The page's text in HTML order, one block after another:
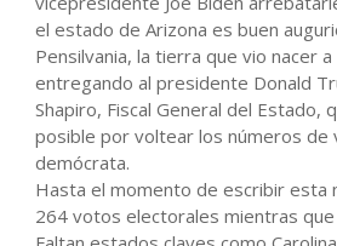
el estado de Arizona es buen
Pensilvania, la tierra que vio nacer
entregando al presidente Donald
Shapiro, Fiscal General del Estado,
posible por voltear los números de
demócrata.
Hasta el momento de escribir esta
264 votos electorales mientras